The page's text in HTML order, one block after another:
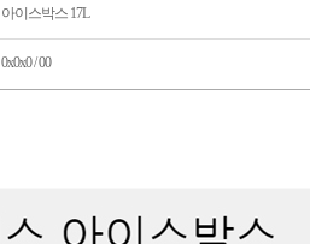
아이스박스 17L
0x0x0 / 00